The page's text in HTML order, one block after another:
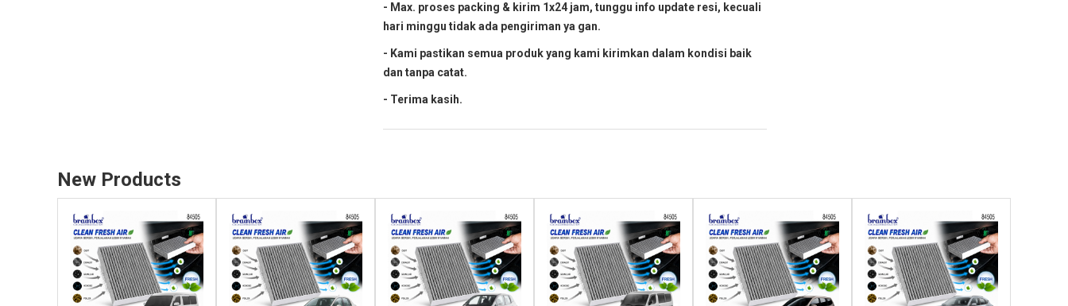
- Max. proses packing & kirim 1x24 jam, tunggu info update resi, kecuali
hari minggu tidak ada pengiriman ya gan.
- Kami pastikan semua produk yang kami kirimkan dalam kondisi baik
dan tanpa catat.
- Terima kasih.
New Products